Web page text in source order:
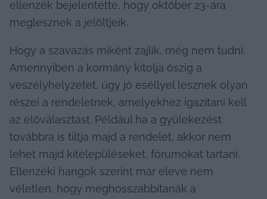
ellenzék bejelentette, hogy október 23-ára
meglesznek a jelöltjeik.
Hogy a szavazás miként zajlik, még nem tudni.
Amennyiben a kormány kitolja őszig a
veszélyhelyzetet, úgy jó eséllyel lesznek olyan
részei a rendeletnek, amelyekhez igazítani kell
az előválasztást. Például ha a gyülekezést
továbbra is tiltja majd a rendelet, akkor nem
lehet majd kitelepüléseket, fórumokat tartani.
Ellenzéki hangok szerint már eleve nem
véletlen, hogy meghosszabbítanák a